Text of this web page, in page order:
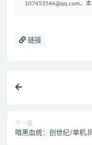
107453546@qq.com，本
链接
下一篇
暗黑血统：创世纪/单机.